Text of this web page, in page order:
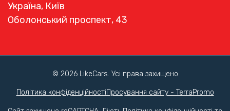
Україна, Київ
Оболонський проспект, 43
© 2026 LikeCars. Усі права захищено
Політика конфіденційностіПросування сайту - TerraPromo